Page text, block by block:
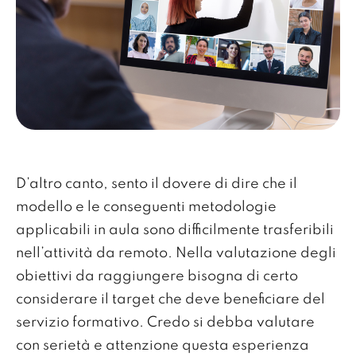
D’altro canto, sento il dovere di dire che il
modello e le conseguenti metodologie
applicabili in aula sono difficilmente trasferibili
nell’attività da remoto. Nella valutazione degli
obiettivi da raggiungere bisogna di certo
considerare il target che deve beneficiare del
servizio formativo. Credo si debba valutare
con serietà e attenzione questa esperienza